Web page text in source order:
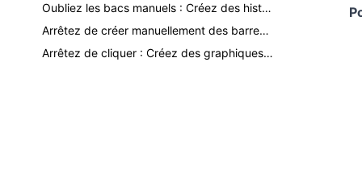
Oubliez les bacs manuels : Créez des histogrammes instantanés dans Excel avec l'IA
Arrêtez de créer manuellement des barres de progression Excel : laissez l'IA le faire en 30 secondes
Arrêtez de cliquer : Créez des graphiques à barres parfaits dans Excel avec une seule commande simple